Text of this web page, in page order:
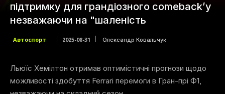
підтримку для грандіозного comeback’у
незважаючи на "шаленість
Автоспорт 2025-08-31 Олександр Ковальчук
Льюїс Хемілтон отримав оптимістичні прогнози щодо
можливості здобуття Ferrari перемоги в Гран-прі Ф1,